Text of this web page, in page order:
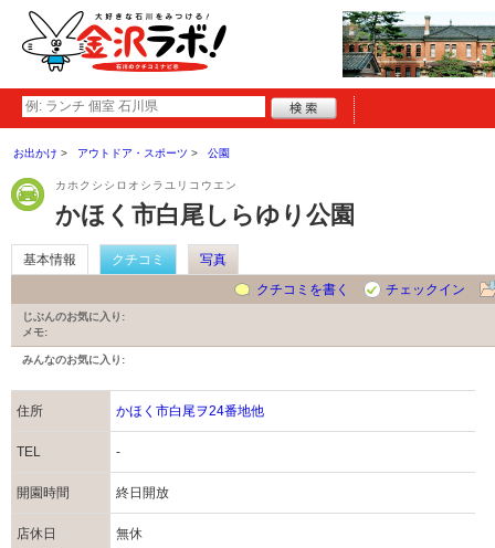
お出かけ アウトドア・スポーツ 公園
カホクシシロオシラユリコウエン
かほく市白尾しらゆり公園
基本情報 クチコミ
写真
クチコミを書く
チェックイン
じぶんのお気に入り:
メモ:
みんなのお気に入り:
住所 かほく市白尾ヲ24番地他
TEL -
開園時間 終日開放
店休日 無休